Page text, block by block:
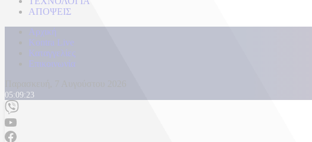
ΑΠΟΨΕΙΣ
Αρχική
Kontra Live
Καταγγελίες
Επικοινωνία
05:09:26